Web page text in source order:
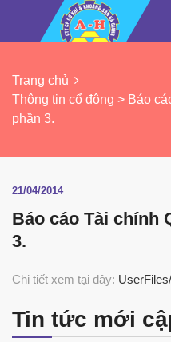
Trang chủ
Thông tin cổ đông > Báo
phần 3.
21/04/2014
Báo cáo Tài chính
3.
Chi tiết xem tại đây:
Tin tức mới